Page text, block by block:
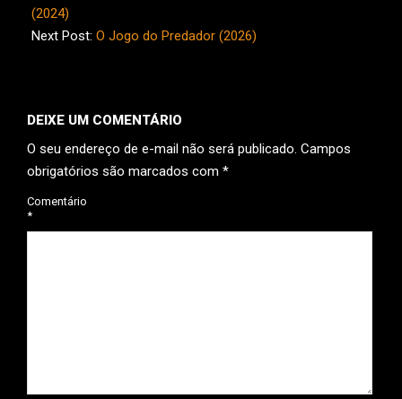
07
(2024)
Next Post: O Jogo do Predador (2026)
DEIXE UM COMENTÁRIO
O seu endereço de e-mail não será publicado. Campos
obrigatórios são marcados com *
Comentário
*